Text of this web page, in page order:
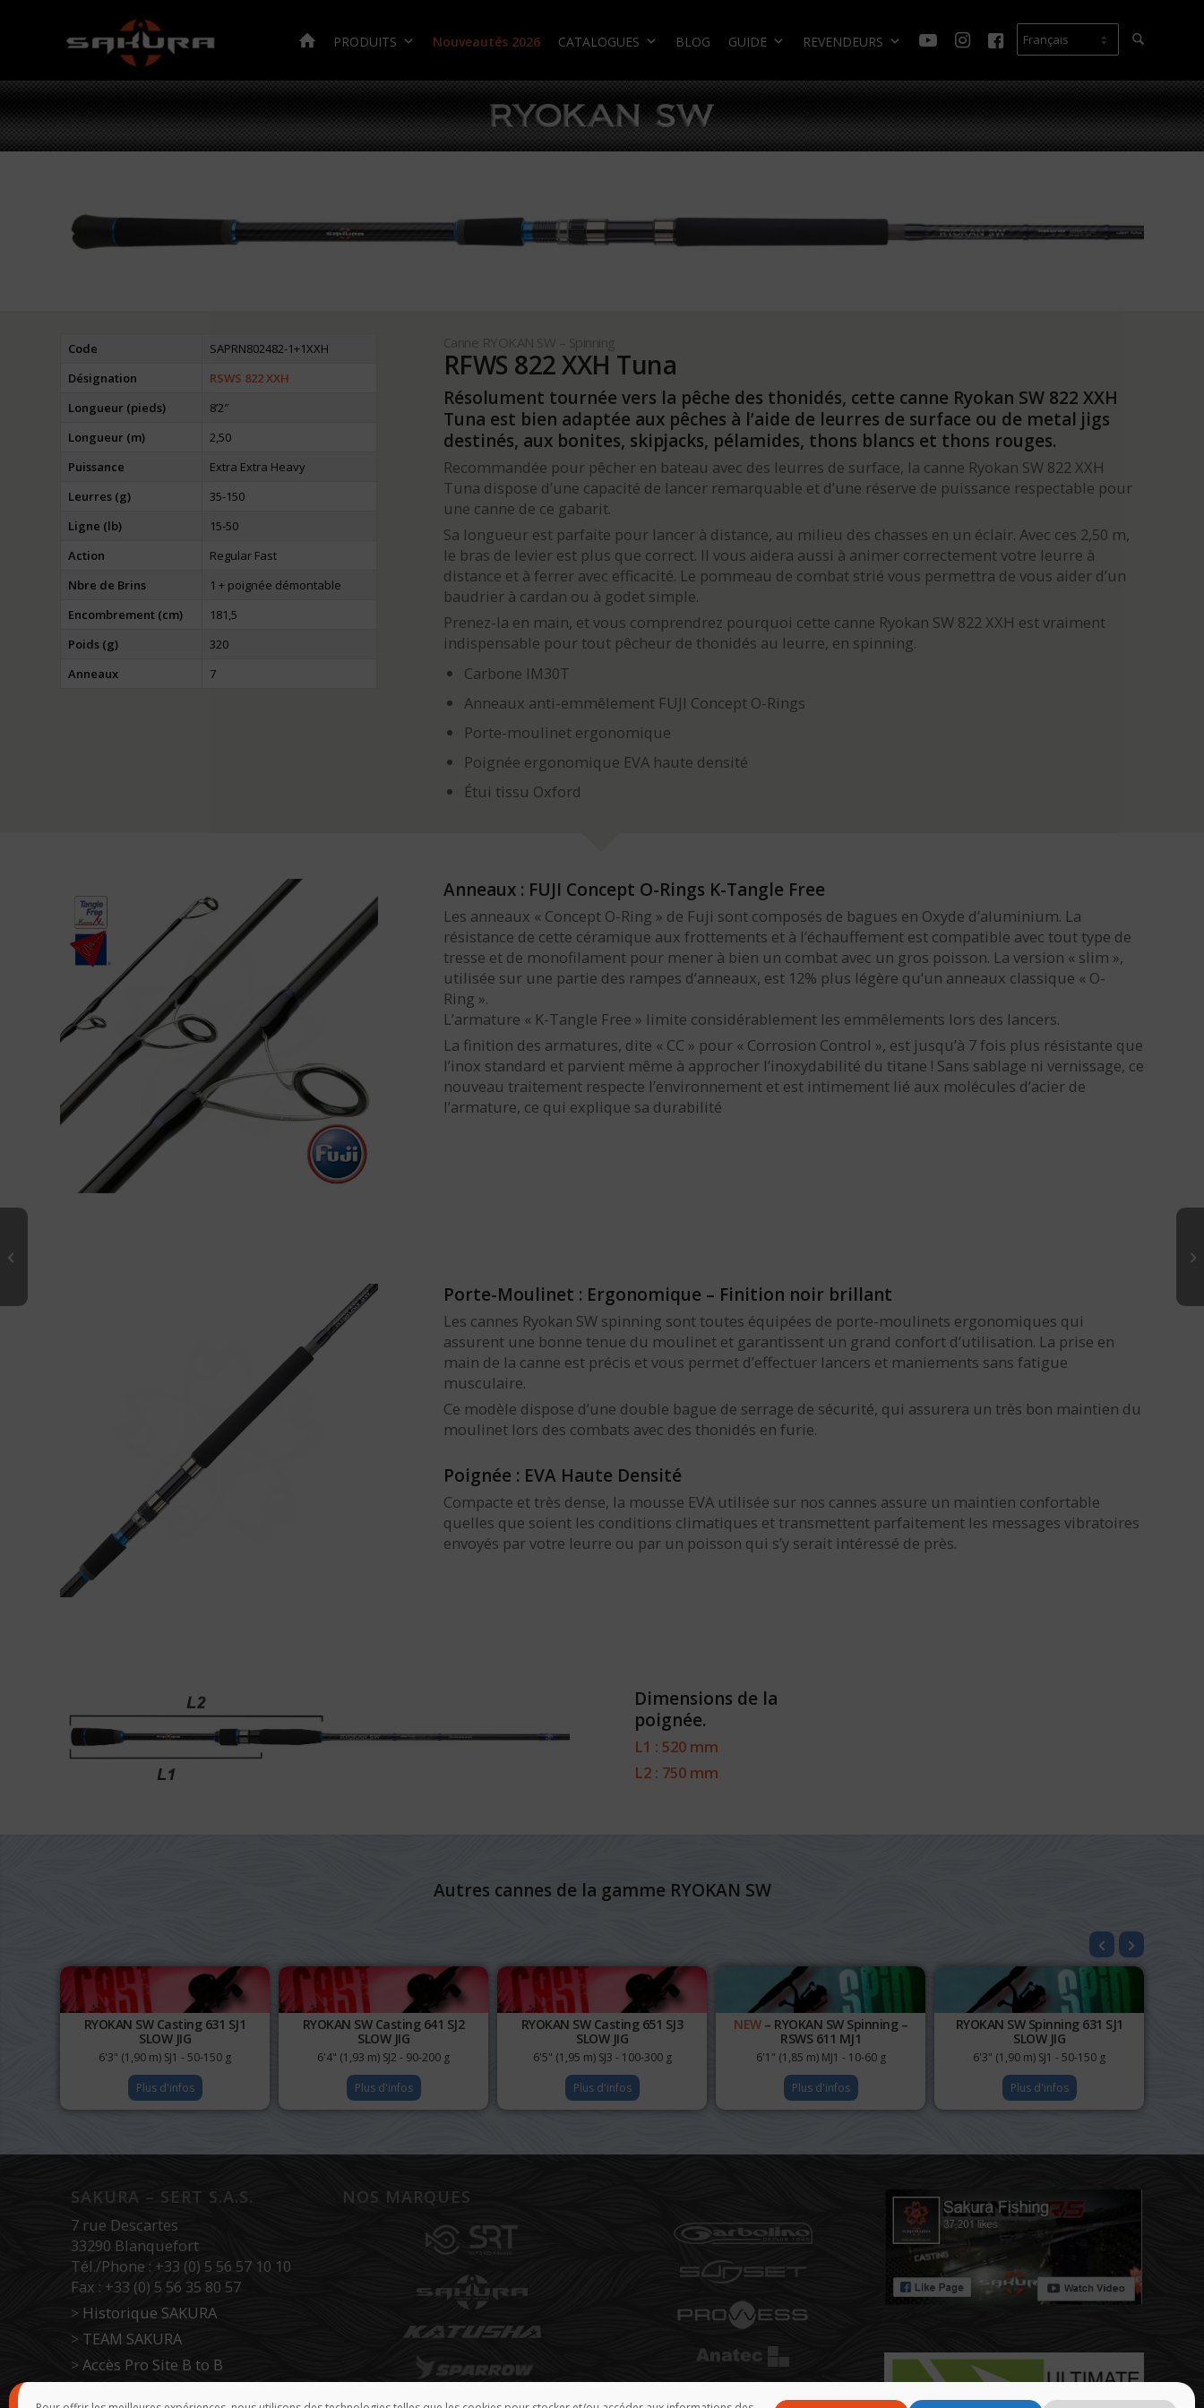
PRODUITS Nouveautés 2026 CATALOGUES BLOG GUIDE REVENDEURS
Code
SAPRN802482-1+1XXH
Désignation
RSWS 822 XXH
Longueur (pieds)
8’2″
Longueur (m)
2,50
Puissance
Extra Extra Heavy
Leurres (g)
35-150
Ligne (lb)
15-50
Action
Regular Fast
Nbre de Brins
1 + poignée démontable
Encombrement (cm)
181,5
Poids (g)
320
Anneaux
7
Canne RYOKAN SW – Spinning
RFWS 822 XXH Tuna
Résolument tournée vers la pêche des thonidés, cette canne Ryokan SW 822 XXH
Tuna est bien adaptée aux pêches à l’aide de leurres de surface ou de metal jigs
destinés, aux bonites, skipjacks, pélamides, thons blancs et thons rouges.
Recommandée pour pêcher en bateau avec des leurres de surface, la canne Ryokan SW 822 XXH
Tuna dispose d’une capacité de lancer remarquable et d’une réserve de puissance respectable pour
une canne de ce gabarit.
Sa longueur est parfaite pour lancer à distance, au milieu des chasses en un éclair. Avec ces 2,50 m,
le bras de levier est plus que correct. Il vous aidera aussi à animer correctement votre leurre à
distance et à ferrer avec efficacité. Le pommeau de combat strié vous permettra de vous aider d’un
baudrier à cardan ou à godet simple.
Prenez-la en main, et vous comprendrez pourquoi cette canne Ryokan SW 822 XXH est vraiment
indispensable pour tout pêcheur de thonidés au leurre, en spinning.
Carbone IM30T
Anneaux anti-emmêlement FUJI Concept O-Rings
Porte-moulinet ergonomique
Poignée ergonomique EVA haute densité
Étui tissu Oxford
Anneaux : FUJI Concept O-Rings K-Tangle Free
Les anneaux « Concept O-Ring » de Fuji sont composés de bagues en Oxyde d’aluminium. La
résistance de cette céramique aux frottements et à l’échauffement est compatible avec tout type de
tresse et de monofilament pour mener à bien un combat avec un gros poisson. La version « slim »,
utilisée sur une partie des rampes d’anneaux, est 12% plus légère qu’un anneaux classique « O-
Ring ».
L’armature « K-Tangle Free » limite considérablement les emmêlements lors des lancers.
La finition des armatures, dite « CC » pour « Corrosion Control », est jusqu’à 7 fois plus résistante que
l’inox standard et parvient même à approcher l’inoxydabilité du titane ! Sans sablage ni vernissage, ce
nouveau traitement respecte l’environnement et est intimement lié aux molécules d’acier de
l’armature, ce qui explique sa durabilité
Porte-Moulinet : Ergonomique – Finition noir brillant
Les cannes Ryokan SW spinning sont toutes équipées de porte-moulinets ergonomiques qui
assurent une bonne tenue du moulinet et garantissent un grand confort d’utilisation. La prise en
main de la canne est précis et vous permet d’effectuer lancers et maniements sans fatigue
musculaire.
Ce modèle dispose d’une double bague de serrage de sécurité, qui assurera un très bon maintien du
moulinet lors des combats avec des thonidés en furie.
Poignée : EVA Haute Densité
Compacte et très dense, la mousse EVA utilisée sur nos cannes assure un maintien confortable
quelles que soient les conditions climatiques et transmettent parfaitement les messages vibratoires
envoyés par votre leurre ou par un poisson qui s’y serait intéressé de près.
Dimensions de la
poignée.
L1 : 520 mm
L2 : 750 mm
Autres cannes de la gamme RYOKAN SW
RYOKAN SW Casting 631 SJ1
SLOW JIG
6'3" (1,90 m) SJ1 - 50-150 g
Plus d'infos
RYOKAN SW Casting 641 SJ2
SLOW JIG
6'4" (1,93 m) SJ2 - 90-200 g
Plus d'infos
RYOKAN SW Casting 651 SJ3
SLOW JIG
6'5" (1,95 m) SJ3 - 100-300 g
Plus d'infos
NEW– RYOKAN SW Spinning –
RSWS 611 MJ1
6'1" (1,85 m) MJ1 - 10-60 g
Plus d'infos
RYOKAN SW Spinning 631 SJ1
SLOW JIG
6'3" (1,90 m) SJ1 - 50-150 g
Plus d'infos
SAKURA – SERT S.A.S.
7 rue Descartes
33290 Blanquefort
Tél./Phone : +33 (0) 5 56 57 10 10
Fax : +33 (0) 5 56 35 80 57
> Historique SAKURA
> TEAM SAKURA
>Accès Pro Site B to B
NOS MARQUES